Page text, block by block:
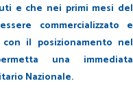
e che nei primi mesi del
commercializzato e
il posizionamento nel
una immediata
Nazionale.